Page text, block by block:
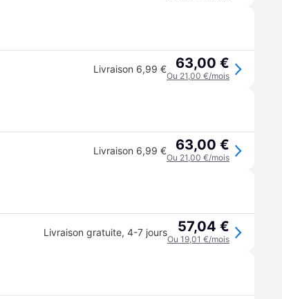
Livraison 6,99 € 63,00 €
Ou 21,00 €/mois
Livraison 6,99 € 63,00 €
Ou 21,00 €/mois
Livraison gratuite, 4-7 jours 57,04 €
Ou 19,01 €/mois